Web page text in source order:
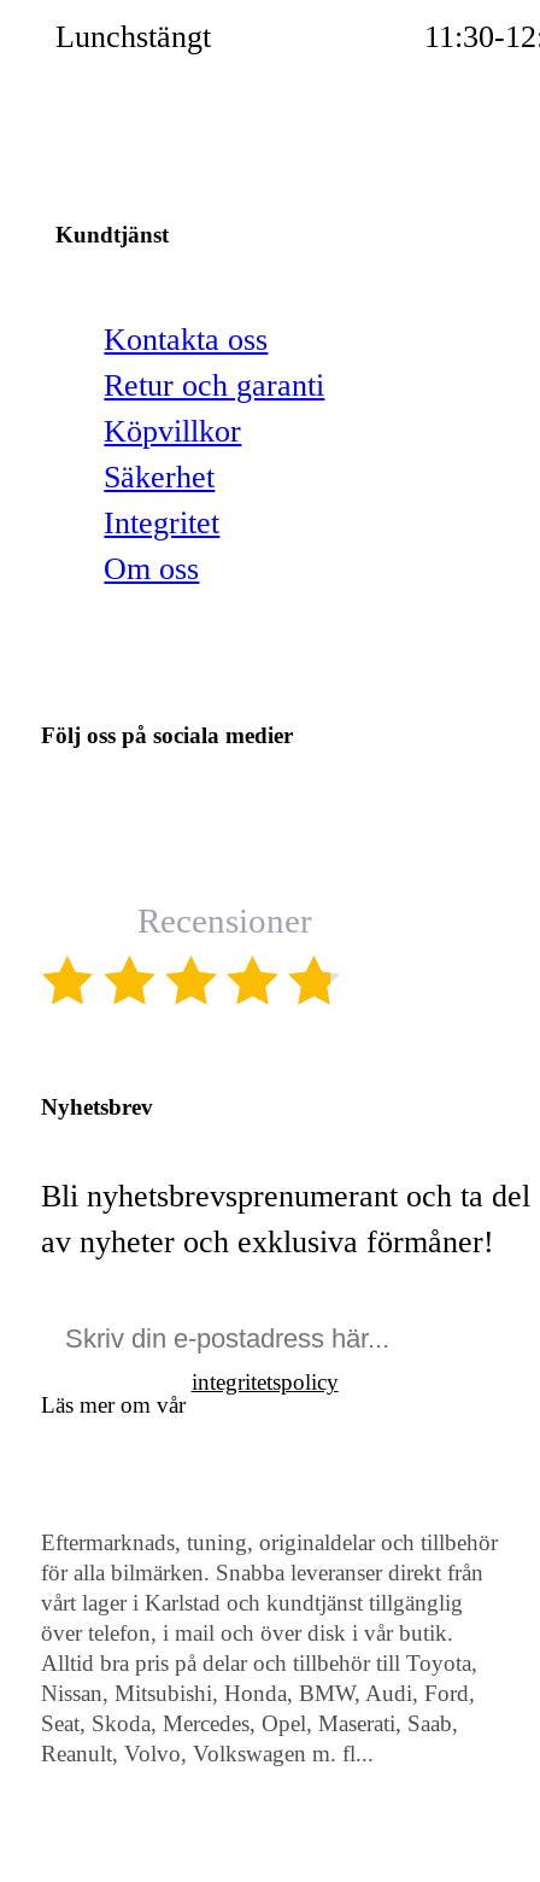
Lunchstängt 11:30-
Kundtjänst
Kontakta oss
Retur och garanti
Köpvillkor
Säkerhet
Integritet
Om oss
Följ oss på sociala medier
Recensioner
Nyhetsbrev
Bli nyhetsbrevsprenumerant och ta del
av nyheter och exklusiva förmåner!
Läs mer om vår
integritetspolicy
Eftermarknads, tuning, originaldelar och tillbehör
för alla bilmärken. Snabba leveranser direkt från
vårt lager i Karlstad och kundtjänst tillgänglig
över telefon, i mail och över disk i vår butik.
Alltid bra pris på delar och tillbehör till Toyota,
Nissan, Mitsubishi, Honda, BMW, Audi, Ford,
Seat, Skoda, Mercedes, Opel, Maserati, Saab,
Reanult, Volvo, Volkswagen m. fl...